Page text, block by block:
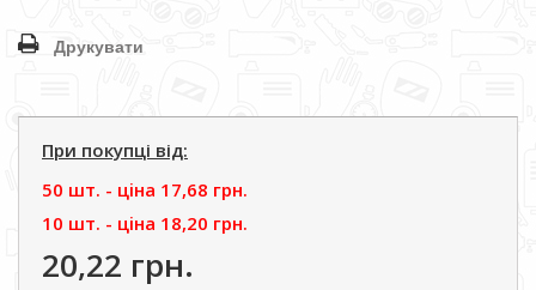
Друкувати
При покупці від:
50 шт. - цiна 17,68 грн.
10 шт. - цiна 18,20 грн.
20,22 грн.